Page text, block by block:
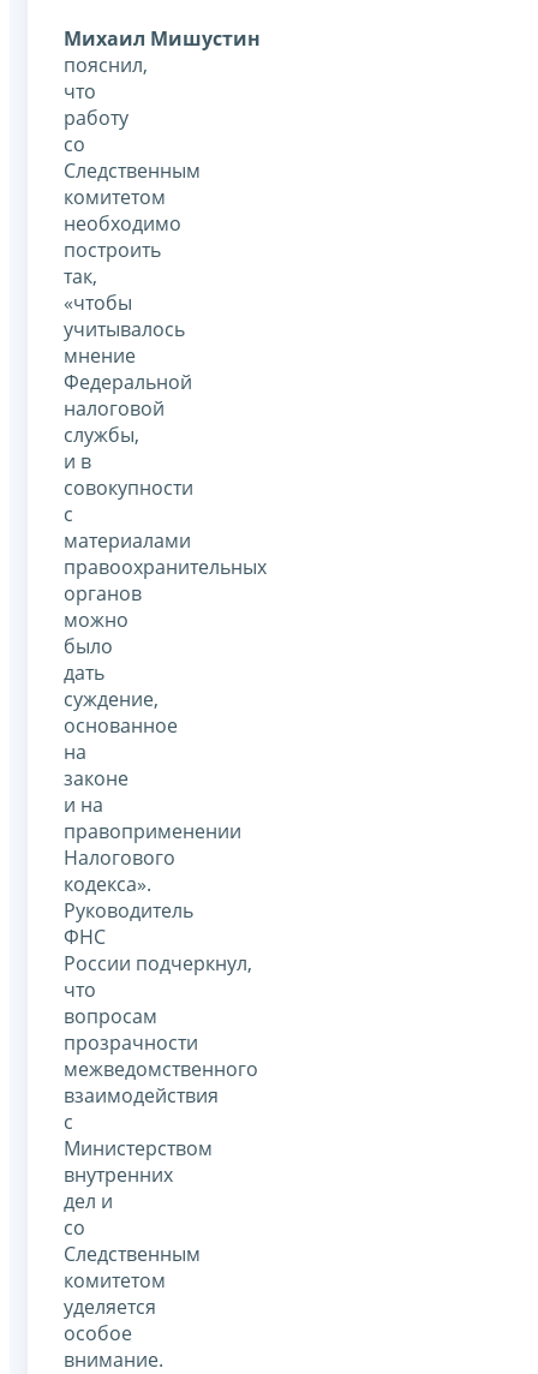
Михаил Мишустин
пояснил,
что
работу
со
Следственным
комитетом
необходимо
построить
так,
«чтобы
учитывалось
мнение
Федеральной
налоговой
службы,
и в
совокупности
с
материалами
правоохранительных
органов
можно
было
дать
суждение,
основанное
на
законе
и на
правоприменении
Налогового
кодекса».
Руководитель
ФНС
России подчеркнул,
что
вопросам
прозрачности
межведомственного
взаимодействия
с
Министерством
внутренних
дел и
со
Следственным
комитетом
уделяется
особое
внимание.